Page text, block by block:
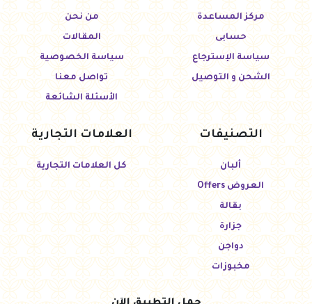
مركز المساعدة
حسابى
سياسة الإسترجاع
الشحن و التوصيل
من نحن
المقالات
سياسة الخصوصية
تواصل معنا
الأسئلة الشائعة
التصنيفات
ألبان
العروض Offers
بقالة
جزارة
دواجن
مخبوزات
العلامات التجارية
كل العلامات التجارية